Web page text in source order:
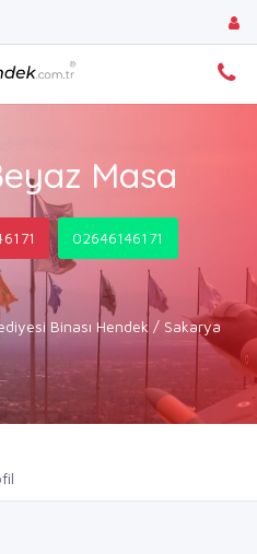
Masa
02646146171
Binası Hendek / Sakarya